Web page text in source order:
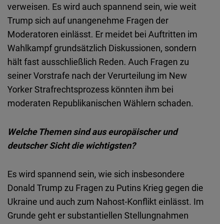
verweisen. Es wird auch spannend sein, wie weit
Trump sich auf unangenehme Fragen der
Moderatoren einlässt. Er meidet bei Auftritten im
Wahlkampf grundsätzlich Diskussionen, sondern
hält fast ausschließlich Reden. Auch Fragen zu
seiner Vorstrafe nach der Verurteilung im New
Yorker Strafrechtsprozess könnten ihm bei
moderaten Republikanischen Wählern schaden.
Welche Themen sind aus europäischer und
deutscher Sicht die wichtigsten?
Es wird spannend sein, wie sich insbesondere
Donald Trump zu Fragen zu Putins Krieg gegen die
Ukraine und auch zum Nahost-Konflikt einlässt. Im
Grunde geht er substantiellen Stellungnahmen